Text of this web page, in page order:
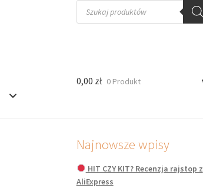
0,00 zł 0 Produkt
Najnowsze wpisy
HIT CZY KIT? Recenzja rajstop z
AliExpress